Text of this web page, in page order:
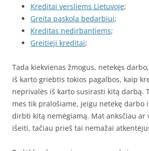
Kreditai versliems Lietuvoje;
Greita paskola bedarbiui;
Kreditas nedirbantiems;
Greitieji kreditai;
Tada kiekvienas žmogus, netekęs
iš karto griebtis tokios pagalbos, kaip
neprivalės iš karto susirasti kitą darbą.
mes tik pralošiame, jeigu netekę darbo
dirbti kitą nemėgiamą. Mat anksčiau ar
išeiti, tačiau prieš tai nemažai